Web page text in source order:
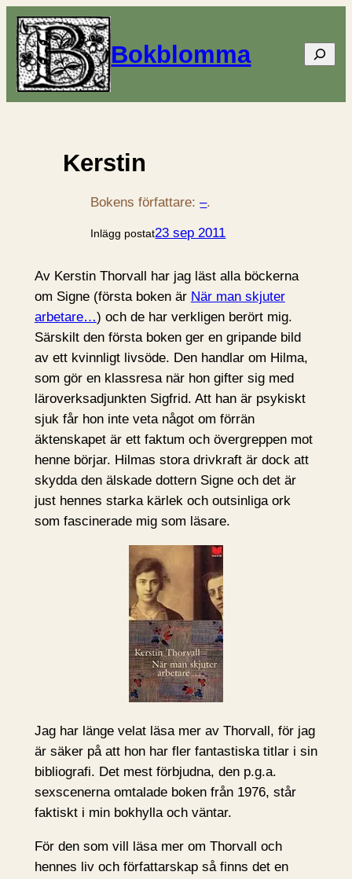
Bokblomma Sök
Kerstin
Bokens författare:–.
Inlägg postat23 sep 2011
Av Kerstin Thorvall har jag läst alla böckerna
om Signe (första boken är När man skjuter
arbetare…) och de har verkligen berört mig.
Särskilt den första boken ger en gripande bild
av ett kvinnligt livsöde. Den handlar om Hilma,
som gör en klassresa när hon gifter sig med
läroverksadjunkten Sigfrid. Att han är psykiskt
sjuk får hon inte veta något om förrän
äktenskapet är ett faktum och övergreppen mot
henne börjar. Hilmas stora drivkraft är dock att
skydda den älskade dottern Signe och det är
just hennes starka kärlek och outsinliga ork
som fascinerade mig som läsare.
Jag har länge velat läsa mer av Thorvall, för jag
är säker på att hon har fler fantastiska titlar i sin
bibliografi. Det mest förbjudna, den p.g.a.
sexscenerna omtalade boken från 1976, står
faktiskt i min bokhylla och väntar.
För den som vill läsa mer om Thorvall och
hennes liv och författarskap så finns det en